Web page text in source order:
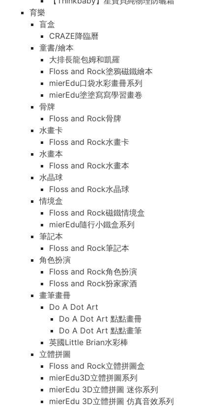
育樂
盲盒
CRAZE降臨曆
童書/繪本
大排長龍包姆和凱羅
Floss and Rock塗鴉磁鐵繪本
mierEdu口袋水彩畫冊系列
mierEdu塗塗寫寫學習畫卷
骨牌
Floss and Rock骨牌
水畫卡
Floss and Rock水畫卡
水畫本
Floss and Rock水畫本
水晶球
Floss and Rock水晶球
情境盒
Floss and Rock磁鐵情境盒
mierEdu隨行小鐵盒系列
筆記本
Floss and Rock筆記本
角色扮演
Floss and Rock角色扮演
Floss and Rock扮家家酒
畫筆畫冊
Do A Dot Art
Do A Dot Art 點點畫冊
Do A Dot Art 點點畫筆
英國Little Brian水彩棒
立體拼圖
Floss and Rock立體拼圖盒
mierEdu3D立體拼圖系列
mierEdu 3D立體拼圖 迷你系列
mierEdu 3D立體拼圖 仿真音效系列